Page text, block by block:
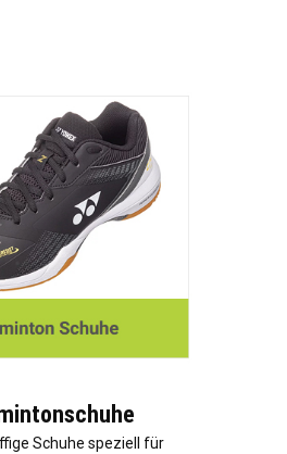
Schuhe speziell für